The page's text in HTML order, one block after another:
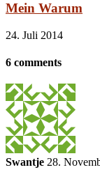
Mein Warum
24. Juli 2014
6 comments
Swantje 28.